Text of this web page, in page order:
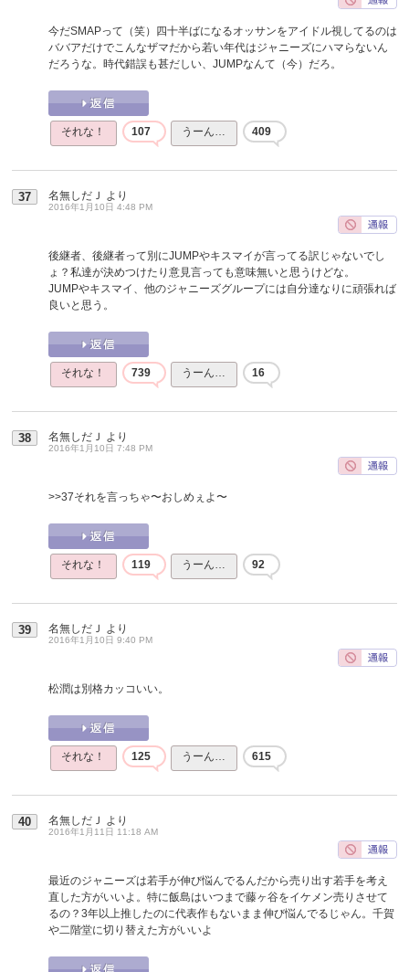
今だSMAPって（笑）四十半ばになるオッサンをアイドル視してるのは
ババアだけでこんなザマだから若い年代はジャニーズにハマらないん
だろうな。時代錯誤も甚だしい、JUMPなんて（今）だろ。
それな！ 107 うーん… 409
37 名無しだＪ より
2016年1月10日 4:48 PM
後継者、後継者って別にJUMPやキスマイが言ってる訳じゃないでし
ょ？私達が決めつけたり意見言っても意味無いと思うけどな。
JUMPやキスマイ、他のジャニーズグループには自分達なりに頑張れば
良いと思う。
それな！ 739 うーん… 16
38 名無しだＪ より
2016年1月10日 7:48 PM
>>37それを言っちゃ〜おしめぇよ〜
それな！ 119 うーん… 92
39 名無しだＪ より
2016年1月10日 9:40 PM
松潤は別格カッコいい。
それな！ 125 うーん… 615
40 名無しだＪ より
2016年1月11日 11:18 AM
最近のジャニーズは若手が伸び悩んでるんだから売り出す若手を考え
直した方がいいよ。特に飯島はいつまで藤ヶ谷をイケメン売りさせて
るの？3年以上推したのに代表作もないまま伸び悩んでるじゃん。千賀
や二階堂に切り替えた方がいいよ